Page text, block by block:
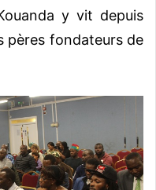
y vit depuis
pères fondateurs de